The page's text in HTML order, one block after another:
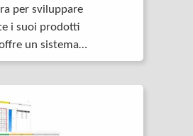
per sviluppare
i suoi prodotti
un sistema